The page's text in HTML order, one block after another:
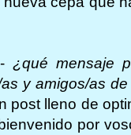
¿qué mensaje
y amigos/as
post lleno de
por